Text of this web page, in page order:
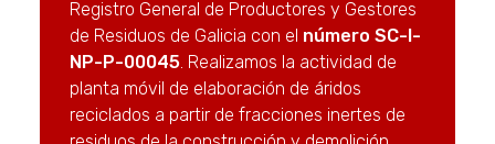
Registro General de Productores y Gestores
de Residuos de Galicia con el número SC-I-
NP-P-00045. Realizamos la actividad de
planta móvil de elaboración de áridos
reciclados a partir de fracciones inertes de